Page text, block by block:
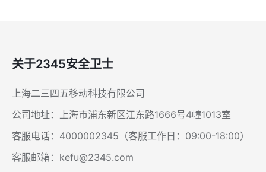
关于2345安全卫士
上海二三四五移动科技有限公司
公司地址：上海市浦东新区江东路1666号4幢1013室
客服电话：4000002345（客服工作日：09:00-18:00）
客服邮箱：kefu@2345.com